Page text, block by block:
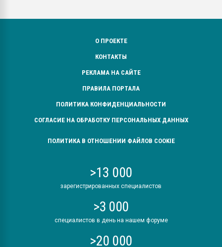
О ПРОЕКТЕ
КОНТАКТЫ
РЕКЛАМА НА САЙТЕ
ПРАВИЛА ПОРТАЛА
ПОЛИТИКА КОНФИДЕНЦИАЛЬНОСТИ
СОГЛАСИЕ НА ОБРАБОТКУ ПЕРСОНАЛЬНЫХ ДАННЫХ
ПОЛИТИКА В ОТНОШЕНИИ ФАЙЛОВ COOKIE
>13 000
зарегистрированных специалистов
>3 000
специалистов в день на нашем форуме
>20 000